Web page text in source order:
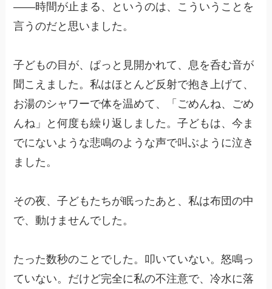
——時間が止まる、というのは、こういうことを
言うのだと思いました。
子どもの目が、ぱっと見開かれて、息を呑む音が
聞こえました。私はほとんど反射で抱き上げて、
お湯のシャワーで体を温めて、「ごめんね、ごめ
んね」と何度も繰り返しました。子どもは、今ま
でにないような悲鳴のような声で叫ぶように泣き
ました。
その夜、子どもたちが眠ったあと、私は布団の中
で、動けませんでした。
たった数秒のことでした。叩いていない。怒鳴っ
ていない。だけど完全に私の不注意で、冷水に落